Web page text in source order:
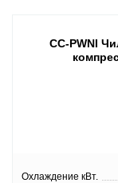
CC-PWNI
Охлаждение кВт.